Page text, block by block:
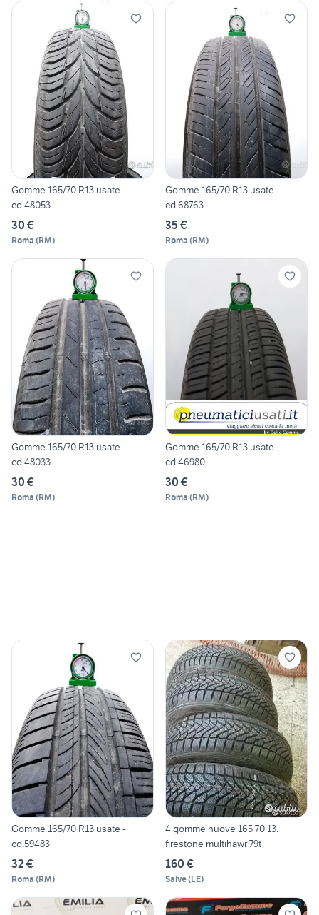
Gomme 165/70 R13 usate -
cd.48053
30 €
Roma (RM)
Gomme 165/70 R13 usate -
cd.68763
35 €
Roma (RM)
Gomme 165/70 R13 usate -
cd.48033
30 €
Roma (RM)
Gomme 165/70 R13 usate -
cd.46980
30 €
Roma (RM)
Gomme 165/70 R13 usate -
cd.59483
32 €
Roma (RM)
4 gomme nuove 165 70 13.
firestone multihawr 79t
160 €
Salve(LE)